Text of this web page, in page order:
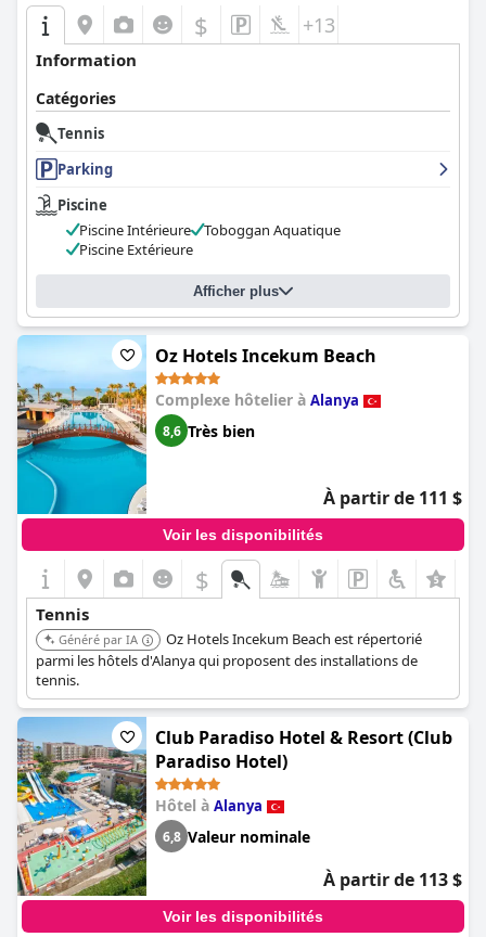
$ +13
Information
Catégories
Tennis
Parking
Piscine
Piscine Intérieure
Toboggan Aquatique
Piscine Extérieure
Afficher plus
Oz Hotels Incekum Beach
Complexe hôtelier à Alanya
8,6 Très bien
À partir de 111 $
Voir les disponibilités
$
Tennis
Généré par IA
Oz Hotels Incekum Beach est répertorié
parmi les hôtels d'Alanya qui proposent des installations de
tennis.
Club Paradiso Hotel & Resort (Club
Paradiso Hotel)
Hôtel à Alanya
6,8 Valeur nominale
À partir de 113 $
Voir les disponibilités